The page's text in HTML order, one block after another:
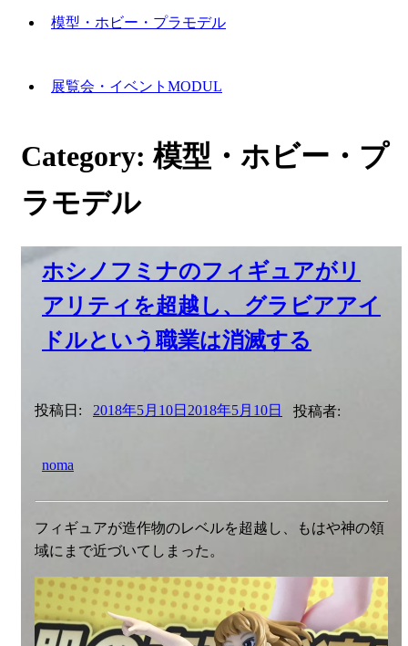
模型・ホビー・プラモデル
展覧会・イベントMODUL
Category: 模型・ホビー・プ
ラモデル
ホシノフミナのフィギュアがリ
アリティを超越し、グラビアアイ
ドルという職業は消滅する
投稿日: 2018年5月10日 2018年5月10日 投稿者:
noma
フィギュアが造作物のレベルを超越し、もはや神の領
域にまで近づいてしまった。